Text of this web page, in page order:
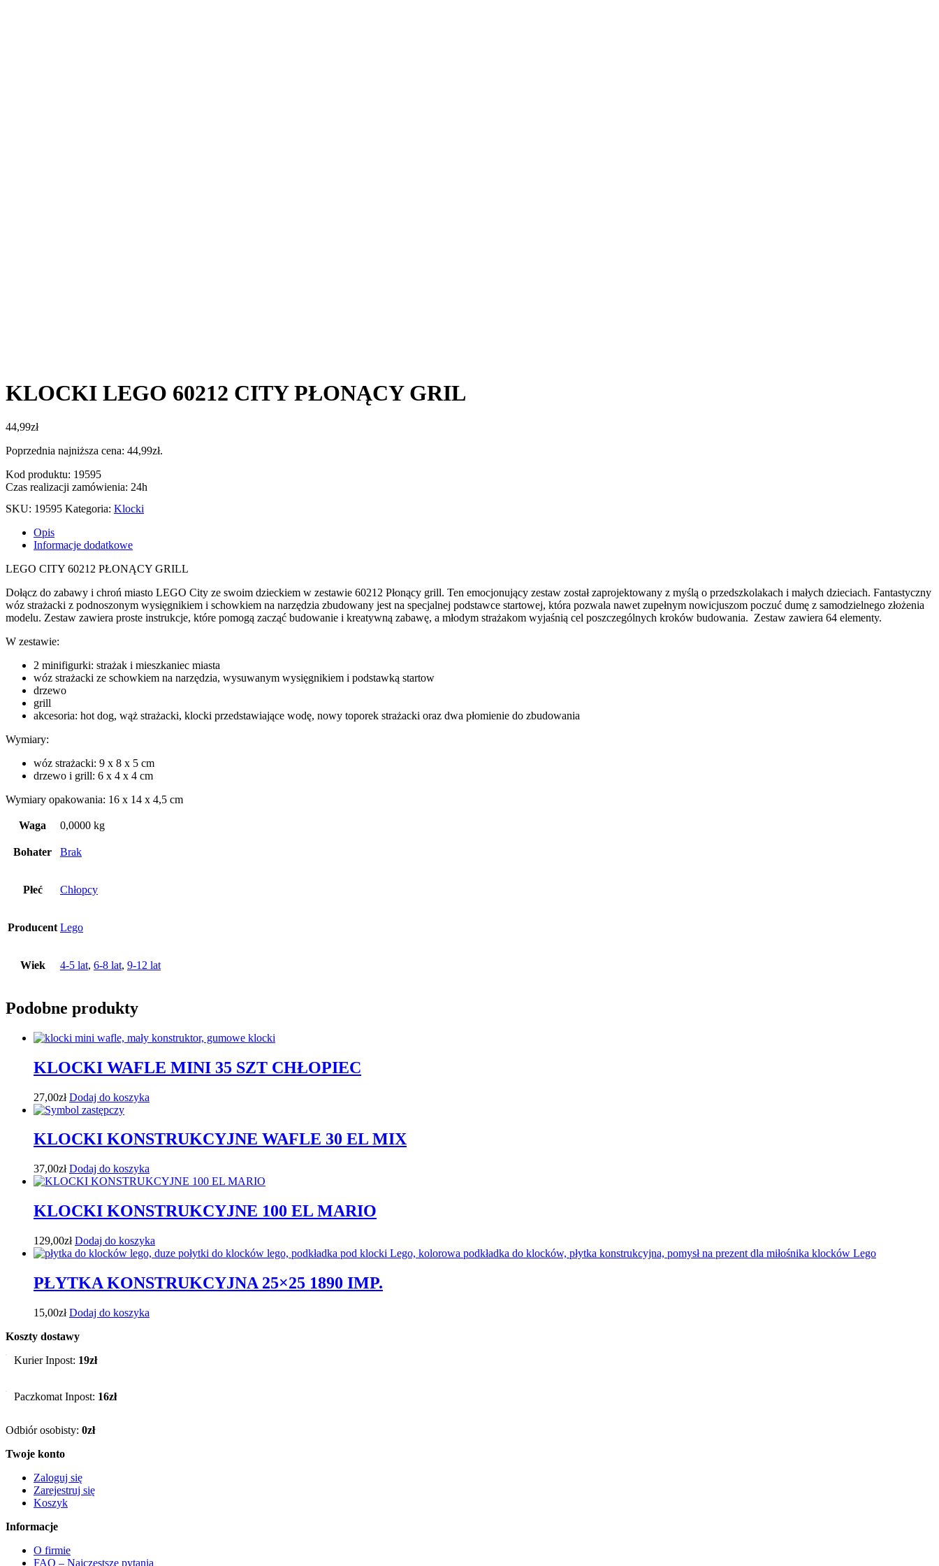
KLOCKI LEGO 60212 CITY PŁONĄCY GRIL
44,99zł
Poprzednia najniższa cena: 44,99zł.
Kod produktu: 19595
Czas realizacji zamówienia: 24h
SKU: 19595 Kategoria: Klocki
Opis
Informacje dodatkowe
LEGO CITY 60212 PŁONĄCY GRILL
Dołącz do zabawy i chroń miasto LEGO City ze swoim dzieckiem w zestawie 60212 Płonący grill. Ten emocjonujący zestaw został zaprojektowany z myślą o przedszkolakach i małych dzieciach. Fantastyczny
wóz strażacki z podnoszonym wysięgnikiem i schowkiem na narzędzia zbudowany jest na specjalnej podstawce startowej, która pozwala nawet zupełnym nowicjuszom poczuć dumę z samodzielnego złożenia
modelu. Zestaw zawiera proste instrukcje, które pomogą zacząć budowanie i kreatywną zabawę, a młodym strażakom wyjaśnią cel poszczególnych kroków budowania. Zestaw zawiera 64 elementy.
W zestawie:
2 minifigurki: strażak i mieszkaniec miasta
wóz strażacki ze schowkiem na narzędzia, wysuwanym wysięgnikiem i podstawką startow
drzewo
grill
akcesoria: hot dog, wąż strażacki, klocki przedstawiające wodę, nowy toporek strażacki oraz dwa płomienie do zbudowania
Wymiary:
wóz strażacki: 9 x 8 x 5 cm
drzewo i grill: 6 x 4 x 4 cm
Wymiary opakowania: 16 x 14 x 4,5 cm
Waga 0,0000 kg
Bohater Brak
Płeć Chłopcy
Producent Lego
Wiek 4-5 lat, 6-8 lat, 9-12 lat
Podobne produkty
KLOCKI WAFLE MINI 35 SZT CHŁOPIEC
27,00zł Dodaj do koszyka
KLOCKI KONSTRUKCYJNE WAFLE 30 EL MIX
37,00zł Dodaj do koszyka
KLOCKI KONSTRUKCYJNE 100 EL MARIO
129,00zł Dodaj do koszyka
PŁYTKA KONSTRUKCYJNA 25×25 1890 IMP.
15,00zł Dodaj do koszyka
Koszty dostawy
Kurier Inpost: 19zł
Paczkomat Inpost: 16zł
Odbiór osobisty: 0zł
Twoje konto
Zaloguj się
Zarejestruj się
Koszyk
Informacje
O firmie
FAQ – Najczęstsze pytania